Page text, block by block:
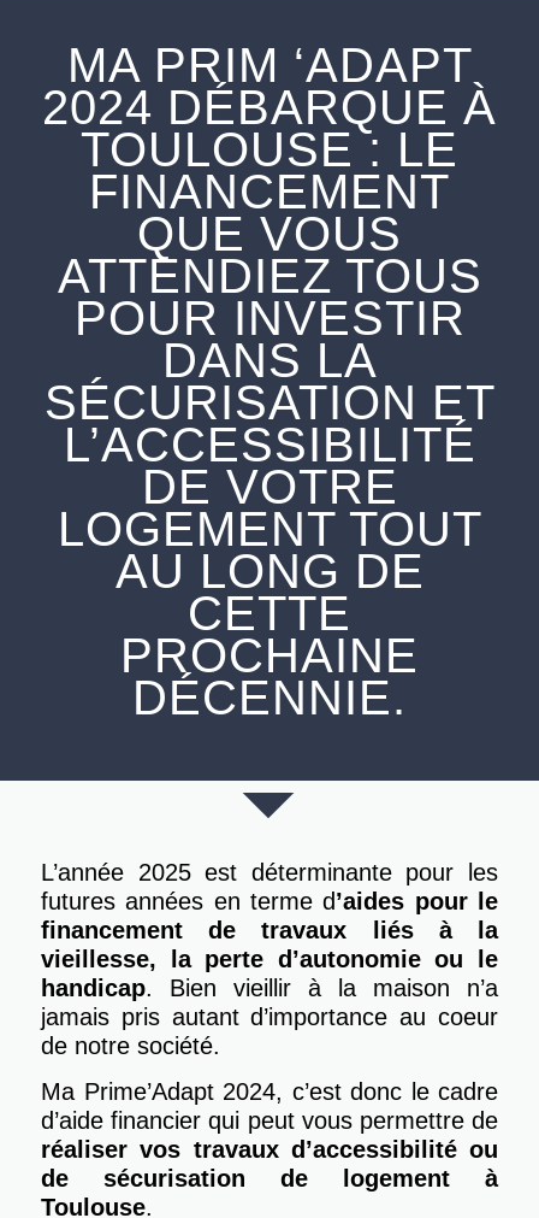
MA PRIM ‘ADAPT
2024 DÉBARQUE À
TOULOUSE : LE
FINANCEMENT
QUE VOUS
ATTENDIEZ TOUS
POUR INVESTIR
DANS LA
SÉCURISATION ET
L’ACCESSIBILITÉ
DE VOTRE
LOGEMENT TOUT
AU LONG DE
CETTE
PROCHAINE
DÉCENNIE.
L’année 2025 est déterminante pour les
futures années en terme d’aides pour le
financement de travaux liés à la
vieillesse, la perte d’autonomie ou le
handicap. Bien vieillir à la maison n’a
jamais pris autant d’importance au coeur
de notre société.
Ma Prime’Adapt 2024, c’est donc le cadre
d’aide financier qui peut vous permettre de
réaliser vos travaux d’accessibilité ou
de sécurisation de logement à
Toulouse.